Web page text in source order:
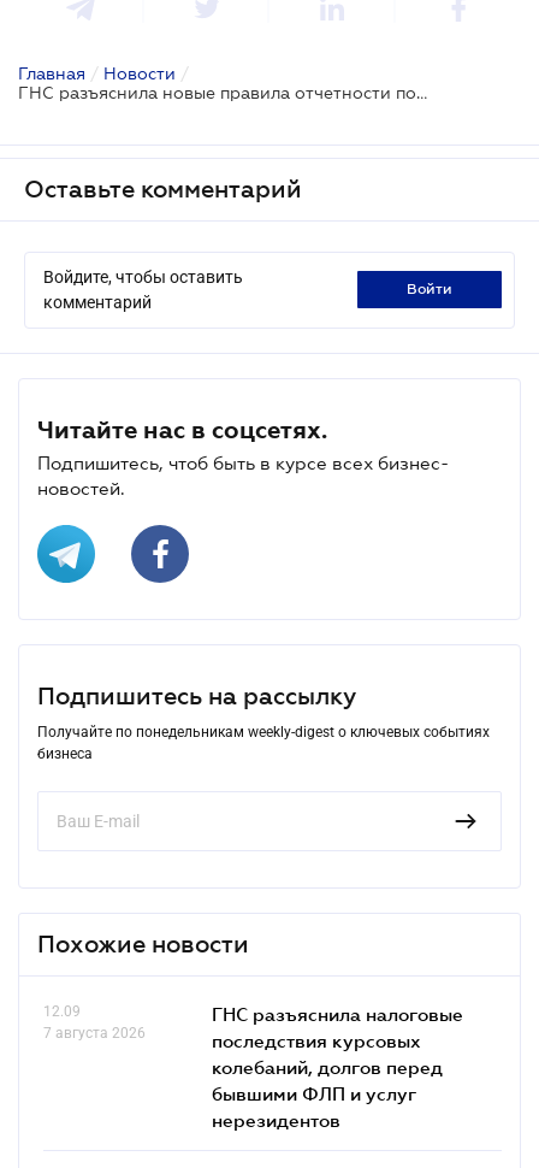
Главная / Новости /
ГНС разъяснила новые правила отчетности по налогу на прибыль
Оставьте комментарий
Войдите, чтобы оставить
комментарий
войти
Читайте нас в соцсетях.
Подпишитесь, чтоб быть в курсе всех бизнес-
новостей.
Подпишитесь на рассылку
Получайте по понедельникам weekly-digest о ключевых событиях
бизнеса
Похожие новости
12.09
7 августа 2026
ГНС разъяснила налоговые
последствия курсовых
колебаний, долгов перед
бывшими ФЛП и услуг
нерезидентов